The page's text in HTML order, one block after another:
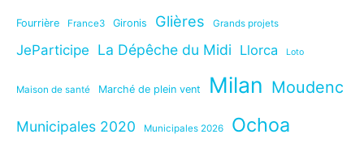
Fourrière France3 Gironis Glières Grands projets
JeParticipe La Dépêche du Midi Llorca Loto
Maison de santé Marché de plein vent Milan Moudenc
Municipales 2020 Municipales 2026 Ochoa